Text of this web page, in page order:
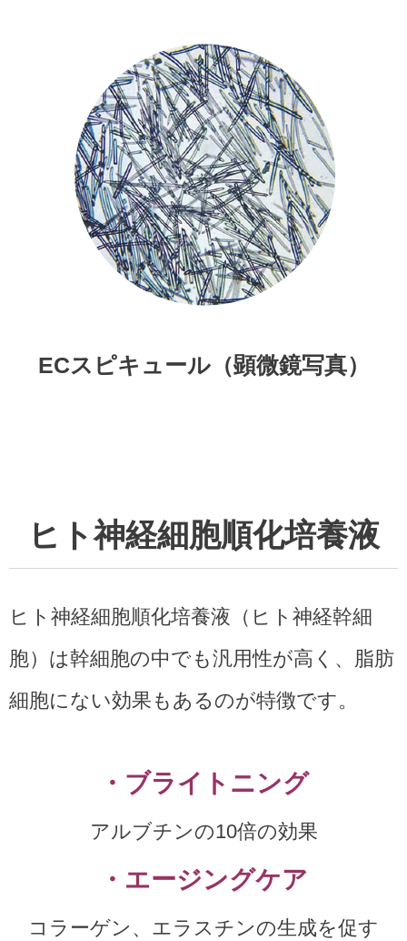
ECスピキュール（顕微鏡写真）
ヒト神経細胞順化培養液
ヒト神経細胞順化培養液（ヒト神経幹細
胞）は幹細胞の中でも汎用性が高く、脂肪
細胞にない効果もあるのが特徴です。
・ブライトニング
アルブチンの10倍の効果
・エージングケア
コラーゲン、エラスチンの生成を促す